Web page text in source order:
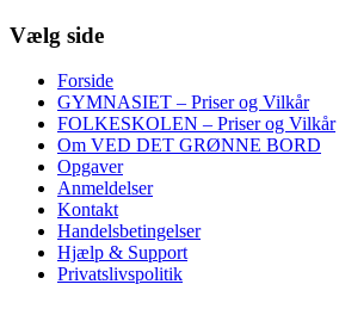
Vælg side
Forside
GYMNASIET – Priser og Vilkår
FOLKESKOLEN – Priser og Vilkår
Om VED DET GRØNNE BORD
Opgaver
Anmeldelser
Kontakt
Handelsbetingelser
Hjælp & Support
Privatslivspolitik